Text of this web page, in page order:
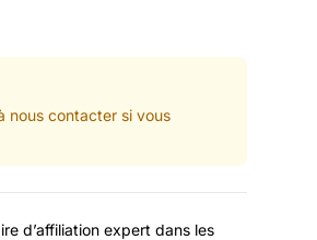
nous contacter si vous
d’affiliation expert dans les